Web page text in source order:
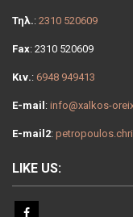
Τηλ.: 2310 520609
Fax: 2310 520609
Κιν.: 6948 949413
E-mail : info@xalkos-
E-mail2:
LIKE US: